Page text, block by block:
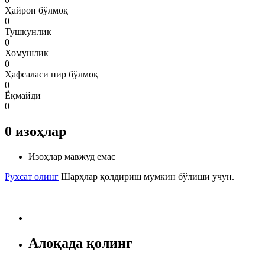
Ҳайрон бўлмоқ
0
Тушкунлик
0
Хомушлик
0
Ҳафсаласи пир бўлмоқ
0
Ёқмайди
0
0 изоҳлар
Изоҳлар мавжуд емас
Рухсат олинг Шарҳлар қолдириш мумкин бўлиши учун.
Алоқада қолинг